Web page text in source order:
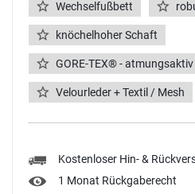
Wechselfußbett
knöchelhoher Schaft
GORE-TEX® -
Velourleder + Textil / Mesh
Kostenloser Hin- &
1 Monat Rückgaberecht